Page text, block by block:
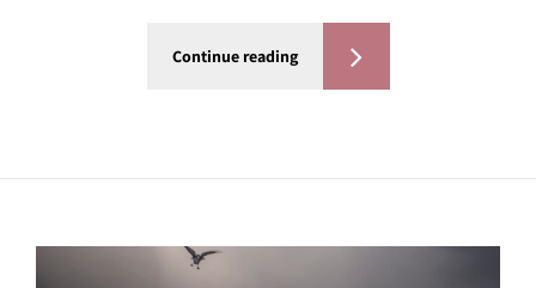
Continue reading